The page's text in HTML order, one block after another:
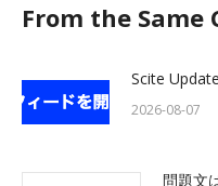
From the Same
Scite
2026-08-07
問題文